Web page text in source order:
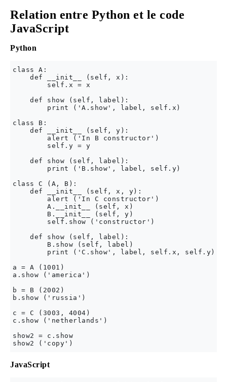
Relation entre Python et le code
JavaScript
Python
class A:
    def __init__ (self, x):
        self.x = x
    def show (self, label):
        print ('A.show', label, self.x)
class B:
    def __init__ (self, y):
        alert ('In B constructor')
        self.y = y
    def show (self, label):
        print ('B.show', label, self.y)
class C (A, B):
    def __init__ (self, x, y):
        alert ('In C constructor')
        A.__init__ (self, x)
        B.__init__ (self, y)
        self.show ('constructor')
    def show (self, label):
        B.show (self, label)
        print ('C.show', label, self.x, self.y)
a = A (1001)
a.show ('america')
b = B (2002)
b.show ('russia')
c = C (3003, 4004)
c.show ('netherlands')
show2 = c.show
JavaScript